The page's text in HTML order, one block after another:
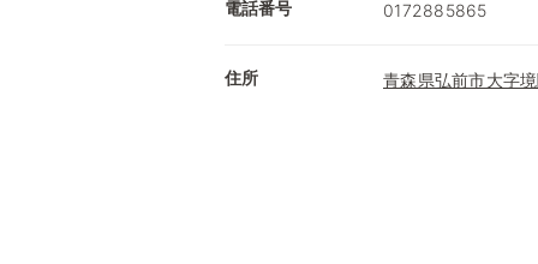
電話番号 0172885865
住所 青森県弘前市大字